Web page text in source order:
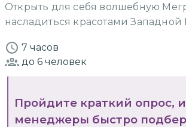
Открыть для себя волшебную
насладиться красотами Западной
7 часов
до 6 человек
Пройдите краткий опрос,
менеджеры быстро